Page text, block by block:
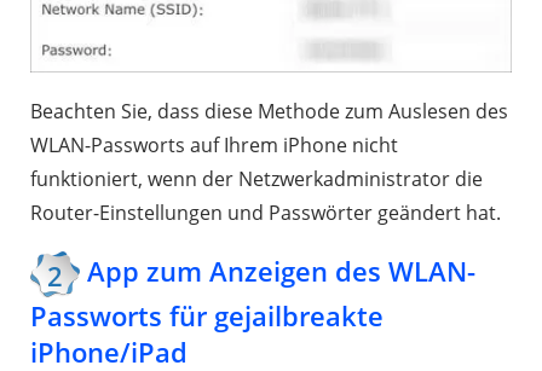
Beachten Sie, dass diese Methode zum Auslesen des
WLAN-Passworts auf Ihrem iPhone nicht
funktioniert, wenn der Netzwerkadministrator die
Router-Einstellungen und Passwörter geändert hat.
2
App zum Anzeigen des WLAN-
Passworts für gejailbreakte
iPhone/iPad